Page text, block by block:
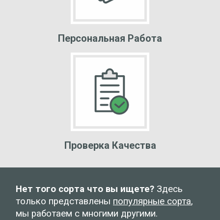
Персональная Работа
Проверка Качества
Нет того сорта что вы ищете? Здесь
только представлены популярные сорта,
мы работаем с многими другими.